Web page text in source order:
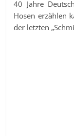
40 Jahre
Hosen erzählen
der letzten